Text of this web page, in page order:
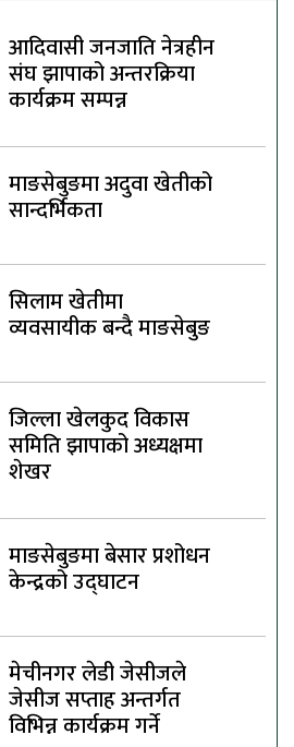
आदिवासी जनजाति नेत्रहीन
संघ झापाको अन्तरक्रिया
कार्यक्रम सम्पन्न
माङसेबुङमा अदुवा खेतीको
सान्दर्भिकता
सिलाम खेतीमा
व्यवसायीक बन्दै माङसेबुङ
जिल्ला खेलकुद विकास
समिति झापाको अध्यक्षमा
शेखर
माङसेबुङमा बेसार प्रशोधन
केन्द्रको उद्घाटन
मेचीनगर लेडी जेसीजले
जेसीज सप्ताह अन्तर्गत
विभिन्न कार्यक्रम गर्ने